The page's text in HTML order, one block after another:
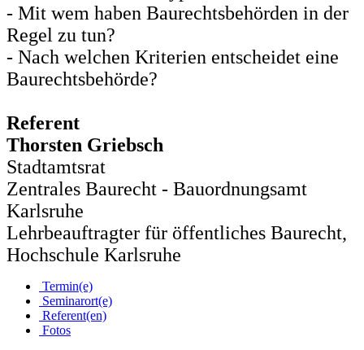
- Mit wem haben Baurechtsbehörden in der
Regel zu tun?
- Nach welchen Kriterien entscheidet eine
Baurechtsbehörde?
Referent
Thorsten Griebsch
Stadtamtsrat
Zentrales Baurecht - Bauordnungsamt
Karlsruhe
Lehrbeauftragter für öffentliches Baurecht,
Hochschule Karlsruhe
Termin(e)
Seminarort(e)
Referent(en)
Fotos